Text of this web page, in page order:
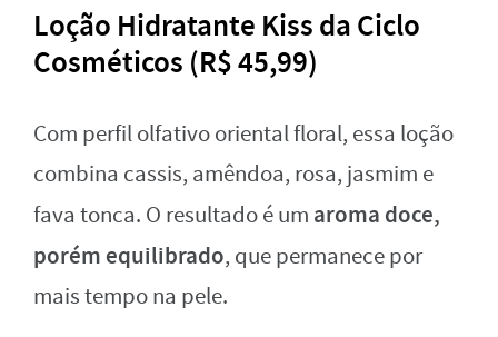
Loção Hidratante Kiss da Ciclo
Cosméticos (R$ 45,99)
Com perfil olfativo oriental floral, essa loção
combina cassis, amêndoa, rosa, jasmim e
fava tonca. O resultado é um aroma doce,
porém equilibrado, que permanece por
mais tempo na pele.